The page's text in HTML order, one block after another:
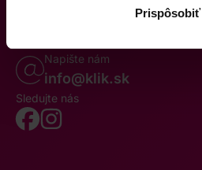
Prispôsobiť
Volajte po–pia 8–19
Napište nám
info@klik.sk
Sledujte nás